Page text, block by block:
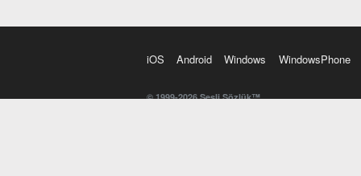
iOS Android Windows WindowsPhone
© 1999-2026 Sesli Sözlük™